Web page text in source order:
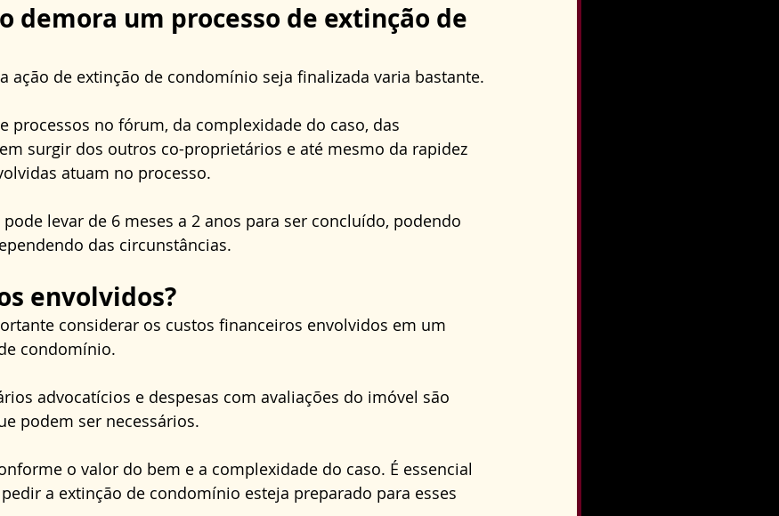
demora um processo de extinção de
ação de extinção de condomínio seja finalizada varia bastante.
processos no fórum, da complexidade do caso, das
surgir dos outros co-proprietários e até mesmo da rapidez
atuam no processo.
levar de 6 meses a 2 anos para ser concluído, podendo
das circunstâncias.
envolvidos?
considerar os custos financeiros envolvidos em um
condomínio.
advocatícios e despesas com avaliações do imóvel são
podem ser necessários.
o valor do bem e a complexidade do caso. É essencial
a extinção de condomínio esteja preparado para esses